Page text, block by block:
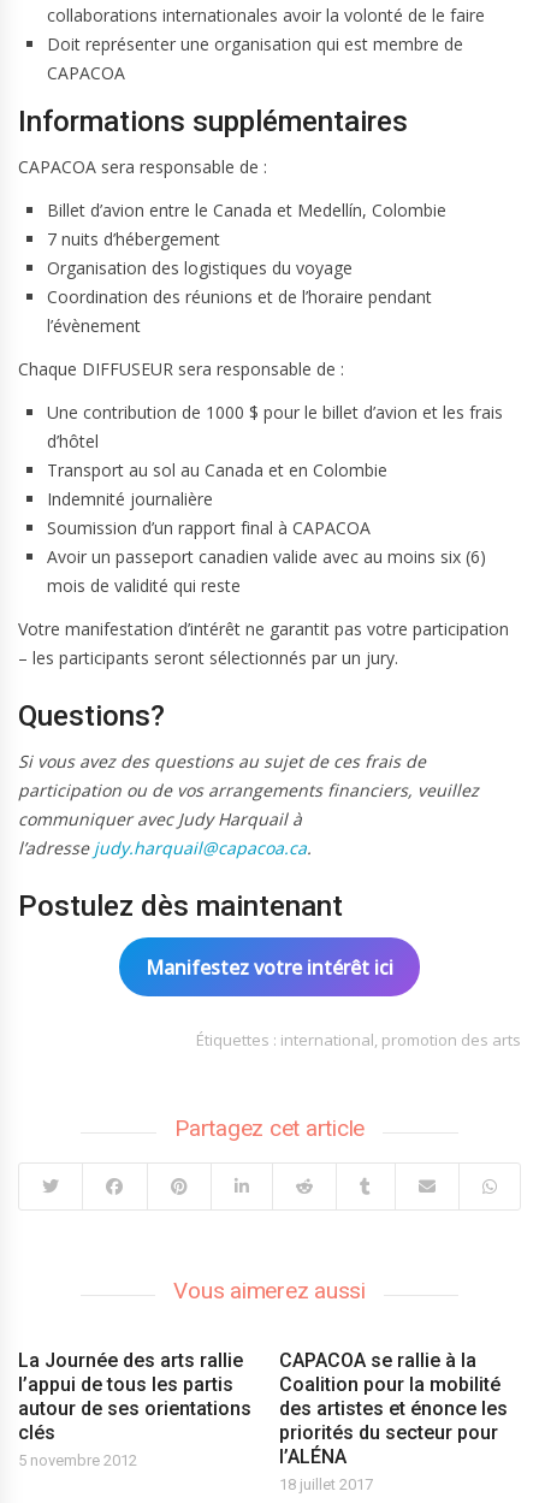
collaborations internationales avoir la volonté de le faire
Doit représenter une organisation qui est membre de
CAPACOA
Informations supplémentaires
CAPACOA sera responsable de :
Billet d’avion entre le Canada et Medellín, Colombie
7 nuits d’hébergement
Organisation des logistiques du voyage
Coordination des réunions et de l’horaire pendant
l’évènement
Chaque DIFFUSEUR sera responsable de :
Une contribution de 1000 $ pour le billet d’avion et les frais
d’hôtel
Transport au sol au Canada et en Colombie
Indemnité journalière
Soumission d’un rapport final à CAPACOA
Avoir un passeport canadien valide avec au moins six (6)
mois de validité qui reste
Votre manifestation d’intérêt ne garantit pas votre participation
– les participants seront sélectionnés par un jury.
Questions?
Si vous avez des questions au sujet de ces frais de
participation ou de vos arrangements financiers, veuillez
communiquer avec Judy Harquail à
l’adresse judy.harquail@capacoa.ca.
Postulez dès maintenant
Manifestez votre intérêt ici
Étiquettes : international, promotion des arts
Partagez cet article
Vous aimerez aussi
La Journée des arts rallie
l’appui de tous les partis
autour de ses orientations
clés
5 novembre 2012
CAPACOA se rallie à la
Coalition pour la mobilité
des artistes et énonce les
priorités du secteur pour
l’ALÉNA
18 juillet 2017